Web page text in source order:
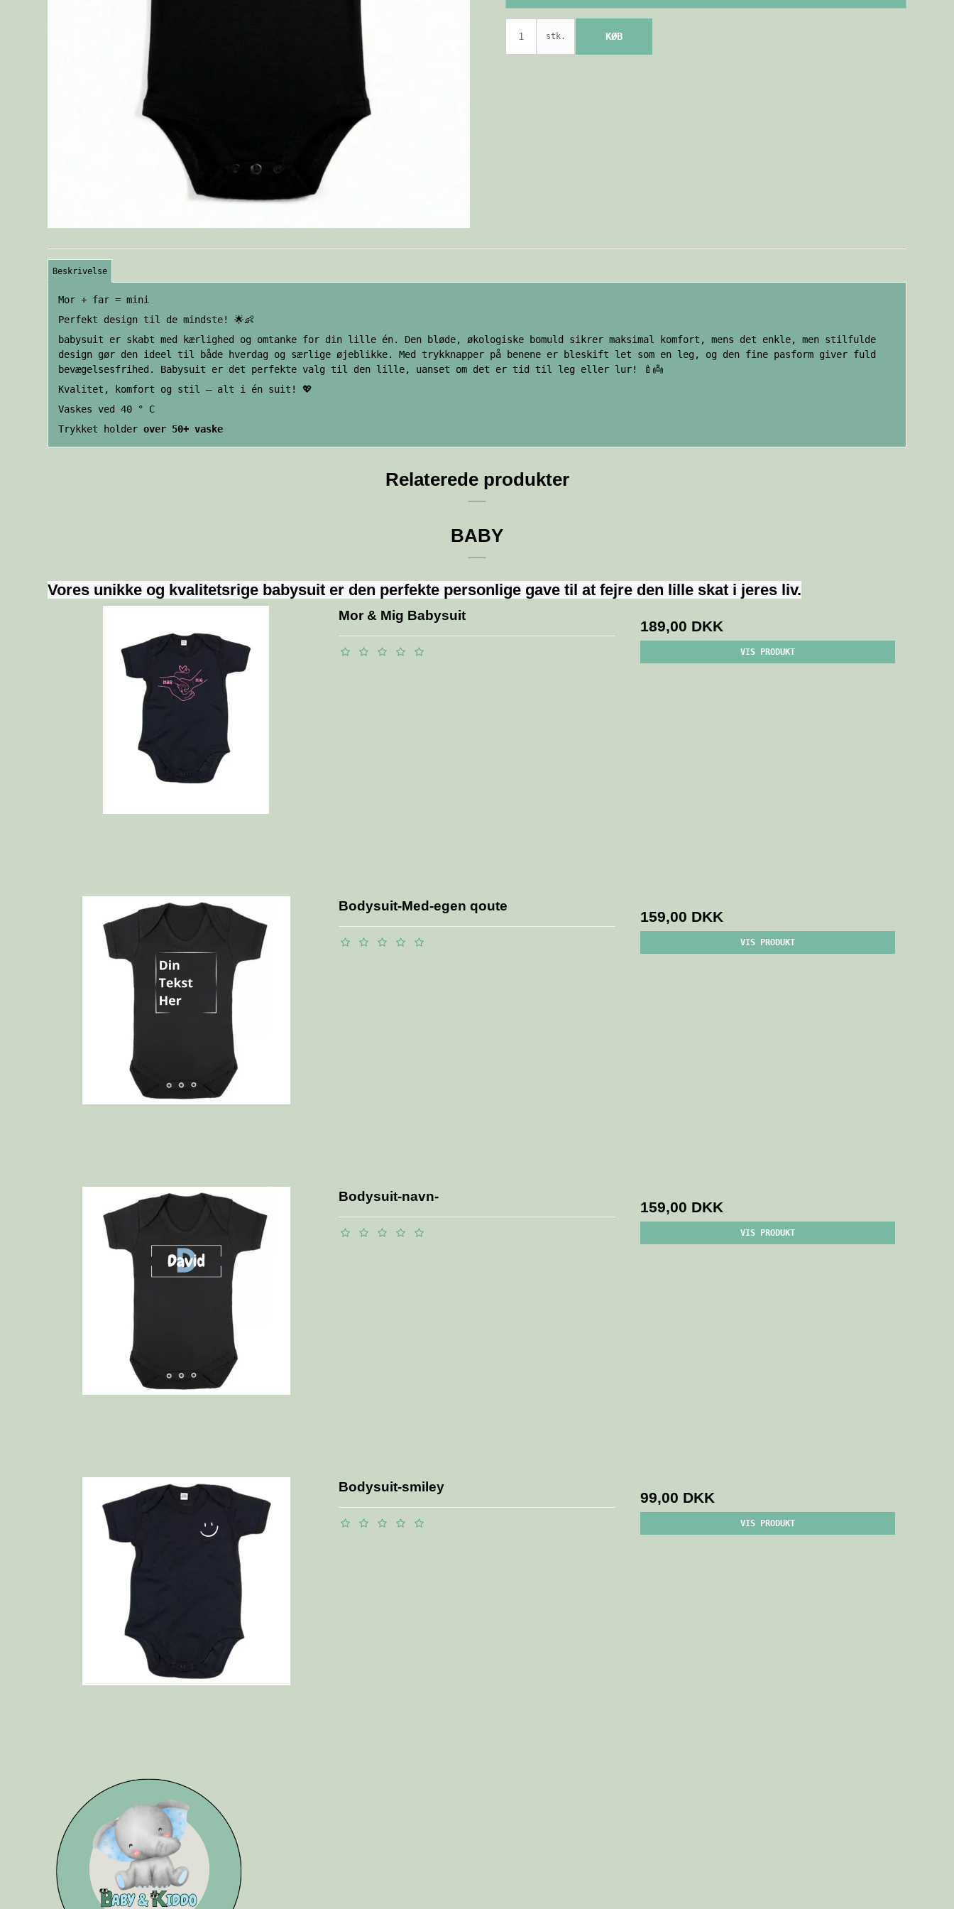
stk. KØB
Beskrivelse
Mor + far = mini
Perfekt design til de mindste! 🌟👶
babysuit er skabt med kærlighed og omtanke for din lille én. Den bløde, økologiske bomuld sikrer maksimal komfort, mens det enkle, men stilfulde
design gør den ideel til både hverdag og særlige øjeblikke. Med trykknapper på benene er bleskift let som en leg, og den fine pasform giver fuld
bevægelsesfrihed. Babysuit er det perfekte valg til den lille, uanset om det er tid til leg eller lur! 🍼👼
Kvalitet, komfort og stil – alt i én suit! 💖
Vaskes ved 40 ° C
Trykket holderover 50+ vaske
Relaterede produkter
BABY
Vores unikke og kvalitetsrige babysuit er den perfekte personlige gave til at fejre den lille skat i jeres liv.
Mor & Mig Babysuit
189,00 DKK
VIS PRODUKT
Bodysuit-Med-egen qoute
159,00 DKK
VIS PRODUKT
Bodysuit-navn-
159,00 DKK
VIS PRODUKT
Bodysuit-smiley
99,00 DKK
VIS PRODUKT